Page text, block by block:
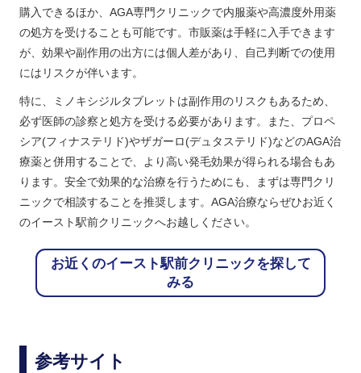
購入できるほか、AGA専門クリニックで内服薬や高濃度外用薬
の処方を受けることも可能です。市販薬は手軽に入手できます
が、効果や副作用の出方には個人差があり、自己判断での使用
にはリスクが伴います。
特に、ミノキシジルタブレットは副作用のリスクもあるため、
必ず医師の診察と処方を受ける必要があります。また、プロペ
シア(フィナステリド)やザガーロ(デュタステリド)などのAGA治
療薬と併用することで、より高い発毛効果が得られる場合もあ
ります。安全で効果的な治療を行うためにも、まずは専門クリ
ニックで相談することを推奨します。AGA治療ならぜひお近く
のイースト駅前クリニックへお越しください。
お近くのイースト駅前クリニックを探して
みる
参考サイト